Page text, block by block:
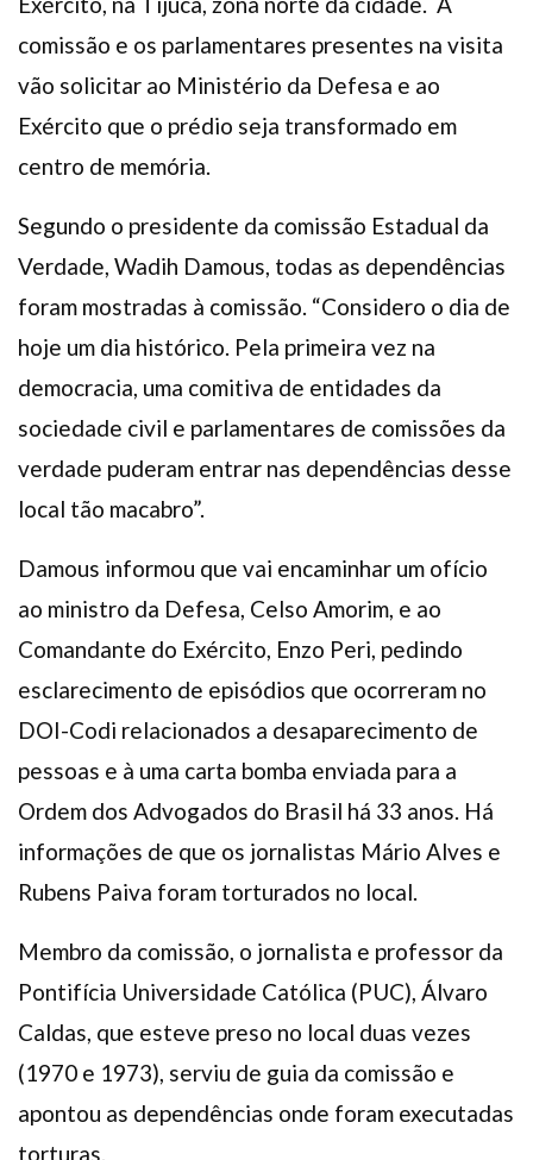
comissão e os parlamentares presentes na visita
vão solicitar ao Ministério da Defesa e ao
Exército que o prédio seja transformado em
centro de memória.
Segundo o presidente da comissão Estadual da
Verdade, Wadih Damous, todas as dependências
foram mostradas à comissão. “Considero o dia de
hoje um dia histórico. Pela primeira vez na
democracia, uma comitiva de entidades da
sociedade civil e parlamentares de comissões da
verdade puderam entrar nas dependências desse
local tão macabro”.
Damous informou que vai encaminhar um ofício
ao ministro da Defesa, Celso Amorim, e ao
Comandante do Exército, Enzo Peri, pedindo
esclarecimento de episódios que ocorreram no
DOI-Codi relacionados a desaparecimento de
pessoas e à uma carta bomba enviada para a
Ordem dos Advogados do Brasil há 33 anos. Há
informações de que os jornalistas Mário Alves e
Rubens Paiva foram torturados no local.
Membro da comissão, o jornalista e professor da
Pontifícia Universidade Católica (PUC), Álvaro
Caldas, que esteve preso no local duas vezes
(1970 e 1973), serviu de guia da comissão e
apontou as dependências onde foram executadas
torturas.